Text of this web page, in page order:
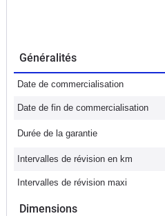
Généralités
Date de commercialisation
Date de fin de commercialisation
Durée de la garantie
Intervalles de révision en km
Intervalles de révision maxi
Dimensions